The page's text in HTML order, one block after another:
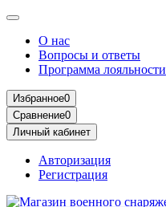
О нас
Вопросы и ответы
Программа лояльности
Избранное0
Сравнение0
Личный кабинет
Авторизация
Регистрация